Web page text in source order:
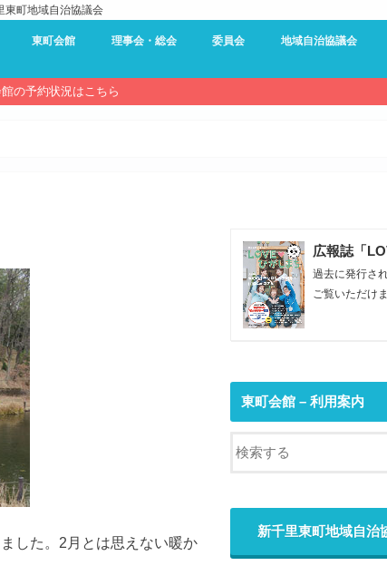
東町地域自治協議会
東町会館
東町会館 – 利用案内
東町会館 – 予約状況
東町会館 – 使用申し込み
理事会・総会
理事会・総会
過去の理事会・総会資料
委員会
防災委員会
環境委員会
夏祭り
近隣センター委員会
キャンドルロード
東町会館
広報委員会
地域自治協議会
の予約状況はこちら
した。2月とは思えない暖か
広報誌「
過去に発行さ
ご覧いただけま
東町会館 – 利用案内
新千里東町地域自治